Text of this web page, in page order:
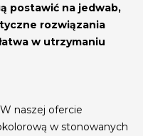
postawić na jedwab,
rozwiązania
w utrzymaniu
naszej ofercie
w stonowanych